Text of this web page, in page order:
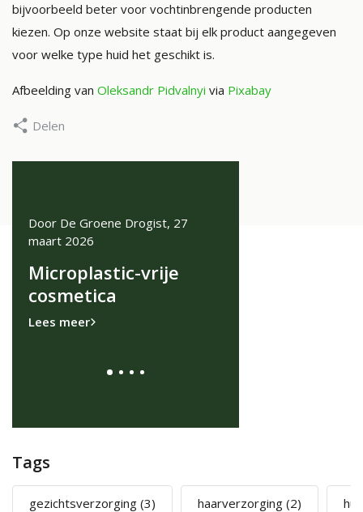
bijvoorbeeld beter voor vochtinbrengende producten
kiezen. Op onze website staat bij elk product aangegeven
voor welke type huid het geschikt is.
Afbeelding van Oleksandr Pidvalnyi via Pixabay
Delen
Door De Groene Drogist, 27
maart 2026
Microplastic-vrije
cosmetica
Lees meer
Tags
gezichtsverzorging (3) haarverzorging (2)